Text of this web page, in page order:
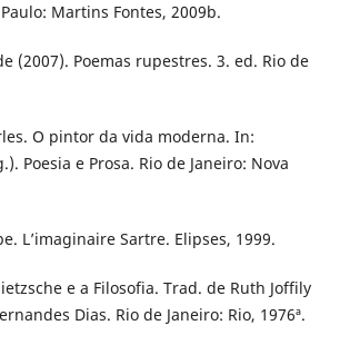
Martins Fontes, 2009b.
(2007). Poemas rupestres. 3. ed. Rio de
O pintor da vida moderna. In:
Poesia e Prosa. Rio de Janeiro: Nova
L’imaginaire Sartre. Elipses, 1999.
e a Filosofia. Trad. de Ruth Joffily
Dias. Rio de Janeiro: Rio, 1976ª.